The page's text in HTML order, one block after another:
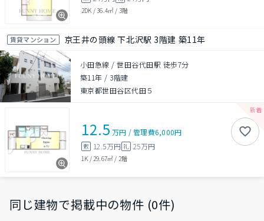
2DK /36.4㎡ / 3階
賃貸マンション 京王井の頭線 下北沢駅 3階建 築11年
小田急線 / 世田谷代田駅 徒歩7分
築11年 / 3階建
東京都世田谷区代田５
12.5 万円 /管理費6,000円
敷 12.5万円 礼 25万円
1K / 29.67㎡ / 2階
同じ建物で掲載中の物件 (0件)